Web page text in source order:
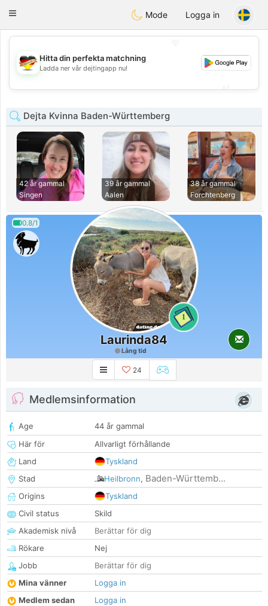
Deutsch Dating
Toggle
Mode Logga in
💖
Hitta din perfekta matchning
Ladda ner vår dejtingapp nu!
Dejta Kvinna Baden-Württemberg
42 år gammal
Singen
39 år gammal
Aalen
38 år gammal
Forchtenberg
0.8/1
1
Laurinda84
Lång tid
24
Medlemsinformation
Age
44 år gammal
Här för
Allvarligt förhållande
Land
Tyskland
Stad
Heilbronn, Baden-Württemb...
Origins
Tyskland
Civil status
Skild
Akademisk nivå
Berättar för dig
Rökare
Nej
Jobb
Berättar för dig
Mina vänner
Logga in
Medlem sedan
Logga in